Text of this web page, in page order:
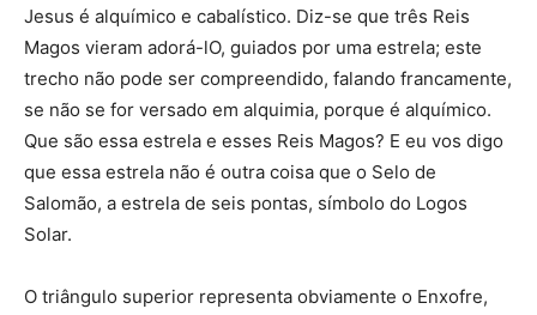
Jesus é alquímico e cabalístico. Diz-se que três Reis
Magos vieram adorá-lO, guiados por uma estrela; este
trecho não pode ser compreendido, falando francamente,
se não se for versado em alquimia, porque é alquímico.
Que são essa estrela e esses Reis Magos? E eu vos digo
que essa estrela não é outra coisa que o Selo de
Salomão, a estrela de seis pontas, símbolo do Logos
Solar.
O triângulo superior representa obviamente o Enxofre,